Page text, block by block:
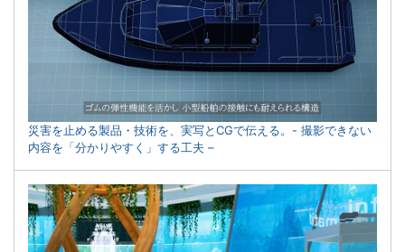
災害を止める製品・技術を、実写とCGで伝える。- 撮影できない
内容を「分かりやすく」する工夫 –